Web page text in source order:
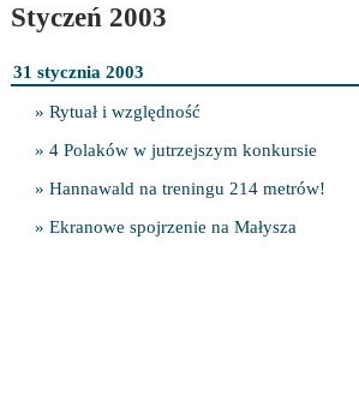
Styczeń 2003
31 stycznia 2003
» Rytuał i względność
» 4 Polaków w jutrzejszym konkursie
» Hannawald na treningu 214 metrów!
» Ekranowe spojrzenie na Małysza